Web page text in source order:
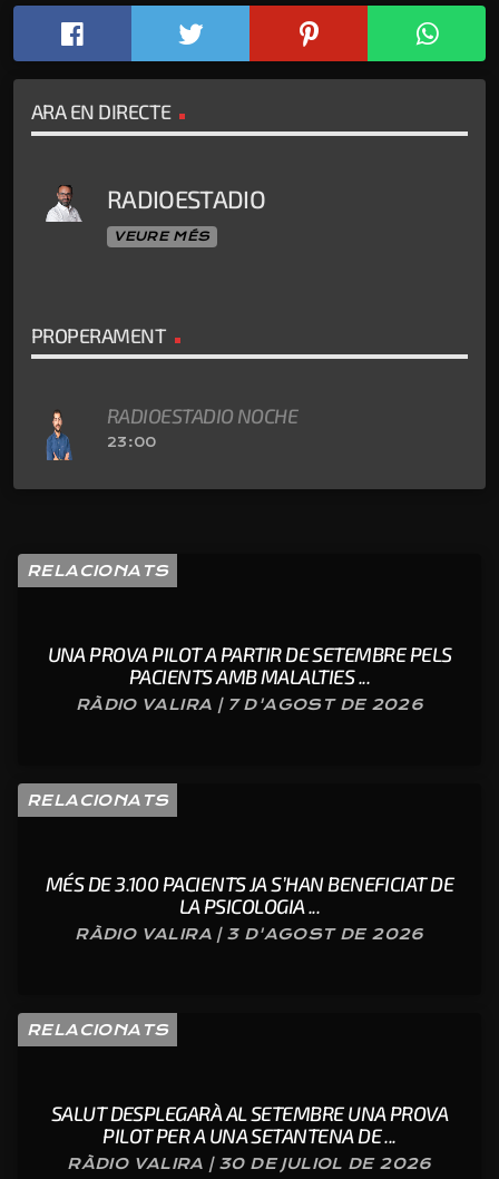
ARA EN DIRECTE
RADIOESTADIO
VEURE MÉS
PROPERAMENT
RADIOESTADIO NOCHE
23:00
RELACIONATS
UNA PROVA PILOT A PARTIR DE SETEMBRE PELS
PACIENTS AMB MALALTIES ...
RÀDIO VALIRA | 7 D'AGOST DE 2026
RELACIONATS
MÉS DE 3.100 PACIENTS JA S’HAN BENEFICIAT DE
LA PSICOLOGIA ...
RÀDIO VALIRA | 3 D'AGOST DE 2026
RELACIONATS
SALUT DESPLEGARÀ AL SETEMBRE UNA PROVA
PILOT PER A UNA SETANTENA DE ...
RÀDIO VALIRA | 30 DE JULIOL DE 2026